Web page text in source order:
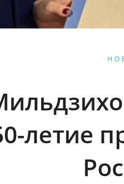
летие